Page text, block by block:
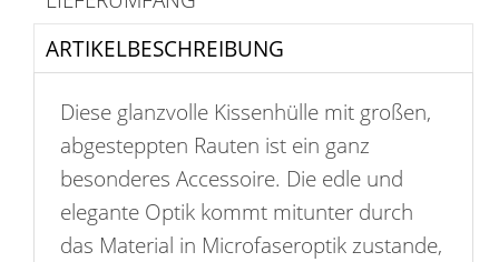
ARTIKELBESCHREIBUNG
Diese glanzvolle Kissenhülle mit großen,
abgesteppten Rauten ist ein ganz
besonderes Accessoire. Die edle und
elegante Optik kommt mitunter durch
das Material in Microfaseroptik zustande,